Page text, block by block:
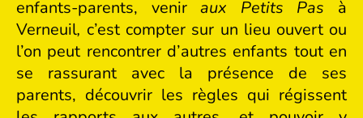
enfants-parents, veniraux Petits Pas à
Verneuil, c’est compter sur un lieu ouvert ou
l’on peut rencontrer d’autres enfants tout en
se rassurant avec la présence de ses
parents, découvrir les règles qui régissent